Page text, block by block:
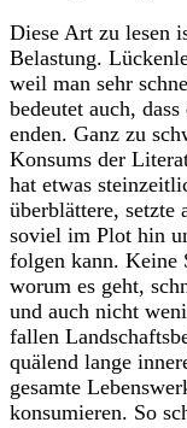
Diese Art zu lesen
Belastung.
weil man sehr
bedeutet auch,
enden. Ganz zu
Konsums der
hat etwas
überblättere, setzte
soviel im Plot hin
folgen kann. Keine
worum es geht,
und auch nicht
fallen
quälend lange
gesamte
konsumieren. So